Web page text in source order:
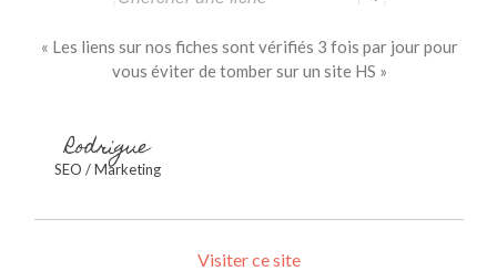
« Les liens sur nos fiches sont vérifiés 3 fois par jour pour
vous éviter de tomber sur un site HS »
Rodrigue
SEO / Marketing
Visiter ce site